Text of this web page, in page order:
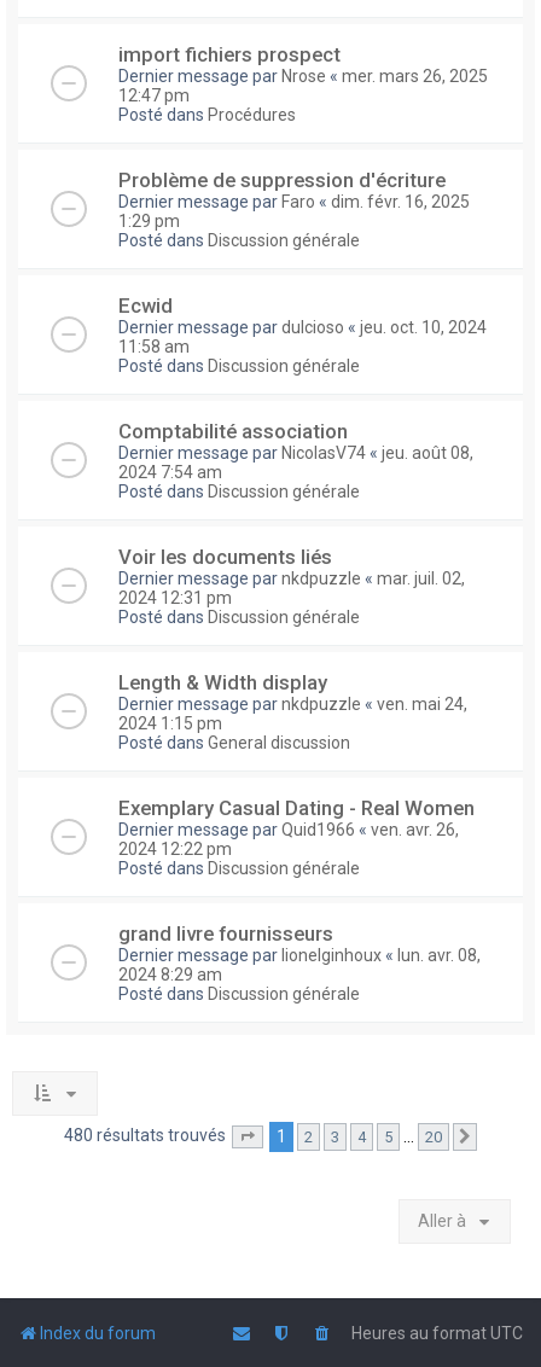
import fichiers prospect
Dernier message par Nrose « mer. mars 26, 2025
12:47 pm
Posté dans Procédures
Problème de suppression d'écriture
Dernier message par Faro « dim. févr. 16, 2025
1:29 pm
Posté dans Discussion générale
Ecwid
Dernier message pardulcioso « jeu. oct. 10, 2024
11:58 am
Posté dans Discussion générale
Comptabilité association
Dernier message par NicolasV74 « jeu. août 08,
2024 7:54 am
Posté dans Discussion générale
Voir les documents liés
Dernier message parnkdpuzzle « mar. juil. 02,
2024 12:31 pm
Posté dans Discussion générale
Length & Width display
Dernier message parnkdpuzzle « ven. mai 24,
2024 1:15 pm
Posté dans General discussion
Exemplary Сasual Dating - Real Women
Dernier message parQuid1966 « ven. avr. 26,
2024 12:22 pm
Posté dans Discussion générale
grand livre fournisseurs
Dernier message par lionelginhoux « lun. avr. 08,
2024 8:29 am
Posté dans Discussion générale
480 résultats trouvés Page sur20
1 2 3 4 5 … 20
Aller à
Index du forum Heures au formatUTC